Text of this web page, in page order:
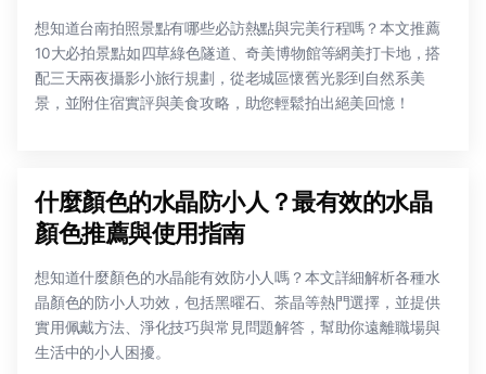
想知道台南拍照景點有哪些必訪熱點與完美行程嗎？本文推薦
10大必拍景點如四草綠色隧道、奇美博物館等網美打卡地，搭
配三天兩夜攝影小旅行規劃，從老城區懷舊光影到自然系美
景，並附住宿實評與美食攻略，助您輕鬆拍出絕美回憶！
什麼顏色的水晶防小人？最有效的水晶
顏色推薦與使用指南
想知道什麼顏色的水晶能有效防小人嗎？本文詳細解析各種水
晶顏色的防小人功效，包括黑曜石、茶晶等熱門選擇，並提供
實用佩戴方法、淨化技巧與常見問題解答，幫助你遠離職場與
生活中的小人困擾。